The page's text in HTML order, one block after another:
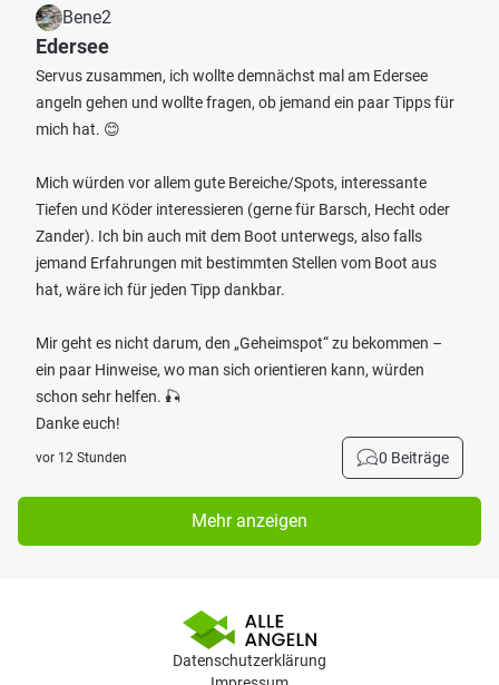
Bene2
Edersee
Servus zusammen, ich wollte demnächst mal am Edersee
angeln gehen und wollte fragen, ob jemand ein paar Tipps für
mich hat. 😊
Mich würden vor allem gute Bereiche/Spots, interessante
Tiefen und Köder interessieren (gerne für Barsch, Hecht oder
Zander). Ich bin auch mit dem Boot unterwegs, also falls
jemand Erfahrungen mit bestimmten Stellen vom Boot aus
hat, wäre ich für jeden Tipp dankbar.
Mir geht es nicht darum, den „Geheimspot“ zu bekommen –
ein paar Hinweise, wo man sich orientieren kann, würden
schon sehr helfen. 🎣
Danke euch!
vor 12 Stunden 0 Beiträge
Mehr anzeigen
Datenschutzerklärung